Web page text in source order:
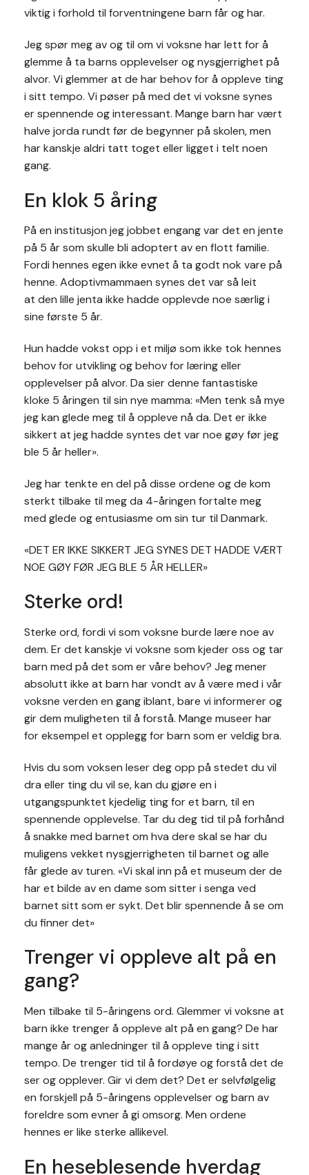
viktig i forhold til forventningene barn får og har.
Jeg spør meg av og til om vi voksne har lett for å
glemme å ta barns opplevelser og nysgjerrighet på
alvor. Vi glemmer at de har behov for å oppleve ting
i sitt tempo. Vi pøser på med det vi voksne synes
er spennende og interessant. Mange barn har vært
halve jorda rundt før de begynner på skolen, men
har kanskje aldri tatt toget eller ligget i telt noen
gang.
En klok 5 åring
På en institusjon jeg jobbet engang var det en jente
på 5 år som skulle bli adoptert av en flott familie.
Fordi hennes egen ikke evnet å ta godt nok vare på
henne. Adoptivmammaen synes det var så leit
at den lille jenta ikke hadde opplevde noe særlig i
sine første 5 år.
Hun hadde vokst opp i et miljø som ikke tok hennes
behov for utvikling og behov for læring eller
opplevelser på alvor. Da sier denne fantastiske
kloke 5 åringen til sin nye mamma: «Men tenk så mye
jeg kan glede meg til å oppleve nå da. Det er ikke
sikkert at jeg hadde syntes det var noe gøy før jeg
ble 5 år heller».
Jeg har tenkte en del på disse ordene og de kom
sterkt tilbake til meg da 4-åringen fortalte meg
med glede og entusiasme om sin tur til Danmark.
«DET ER IKKE SIKKERT JEG SYNES DET HADDE VÆRT
NOE GØY FØR JEG BLE 5 ÅR HELLER»
Sterke ord!
Sterke ord, fordi vi som voksne burde lære noe av
dem. Er det kanskje vi voksne som kjeder oss og tar
barn med på det som er våre behov? Jeg mener
absolutt ikke at barn har vondt av å være med i vår
voksne verden en gang iblant, bare vi informerer og
gir dem muligheten til å forstå. Mange museer har
for eksempel et opplegg for barn som er veldig bra.
Hvis du som voksen leser deg opp på stedet du vil
dra eller ting du vil se, kan du gjøre en i
utgangspunktet kjedelig ting for et barn, til en
spennende opplevelse. Tar du deg tid til på forhånd
å snakke med barnet om hva dere skal se har du
muligens vekket nysgjerrigheten til barnet og alle
får glede av turen. «Vi skal inn på et museum der de
har et bilde av en dame som sitter i senga ved
barnet sitt som er sykt. Det blir spennende å se om
du finner det»
Trenger vi oppleve alt på en
gang?
Men tilbake til 5-åringens ord. Glemmer vi voksne at
barn ikke trenger å oppleve alt på en gang? De har
mange år og anledninger til å oppleve ting i sitt
tempo. De trenger tid til å fordøye og forstå det de
ser og opplever. Gir vi dem det? Det er selvfølgelig
en forskjell på 5-åringens opplevelser og barn av
foreldre som evner å gi omsorg. Men ordene
hennes er like sterke allikevel.
En heseblesende hverdag